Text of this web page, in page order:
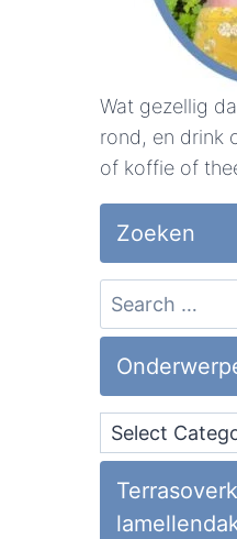
Wat gezellig
rond, en drink
of koffie of
Zoeken
Search
for:
Onderwerpen
op
Huisvlijt